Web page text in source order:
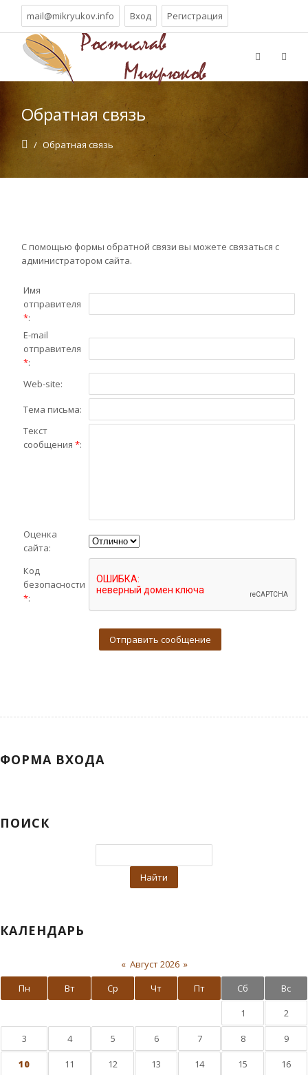
mail@mikryukov.info Вход Регистрация
Обратная связь
/ Обратная связь
С помощью формы обратной связи вы можете связаться с
администратором сайта.
Имя
отправителя
*:
E-mail
отправителя
*:
Web-site:
Тема письма:
Текст
сообщения*:
Оценка
сайта:
Код
безопасности
*:
ФОРМА ВХОДА
ПОИСК
КАЛЕНДАРЬ
« Август 2026 »
Пн
Вт Ср Чт Пт Сб
Вс
1
2
3 4 5 6 7 8 9
10 11 12 13 14 15 16